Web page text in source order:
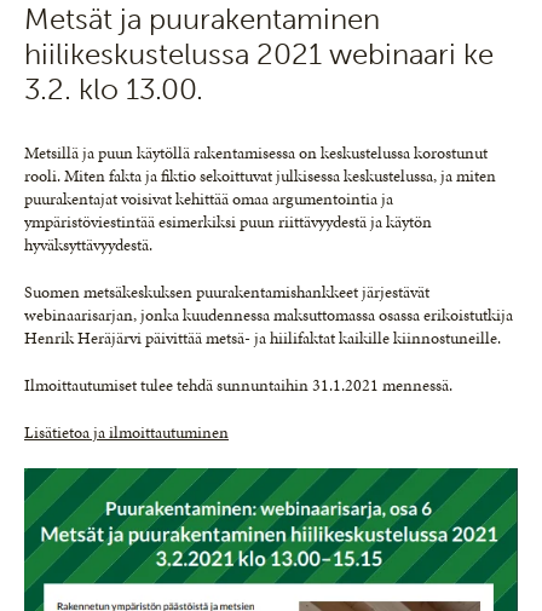
Metsät ja puurakentaminen
hiilikeskustelussa 2021 webinaari ke
3.2. klo 13.00.
Metsillä ja puun käytöllä rakentamisessa on keskustelussa korostunut
rooli. Miten fakta ja fiktio sekoittuvat julkisessa keskustelussa, ja miten
puurakentajat voisivat kehittää omaa argumentointia ja
ympäristöviestintää esimerkiksi puun riittävyydestä ja käytön
hyväksyttävyydestä.
Suomen metsäkeskuksen puurakentamishankkeet järjestävät
webinaarisarjan, jonka kuudennessa maksuttomassa osassa erikoistutkija
Henrik Heräjärvi päivittää metsä- ja hiilifaktat kaikille kiinnostuneille.
Ilmoittautumiset tulee tehdä sunnuntaihin 31.1.2021 mennessä.
Lisätietoa ja ilmoittautuminen